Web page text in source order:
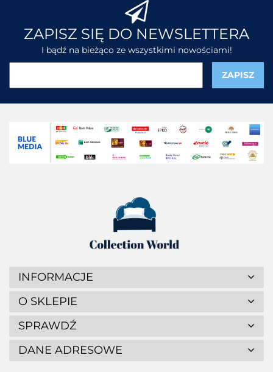
ZAPISZ SIĘ DO NEWSLETTERA
I bądź na bieżąco ze wszystkimi nowościami!
INFORMACJE
O SKLEPIE
SPRAWDŹ
DANE ADRESOWE